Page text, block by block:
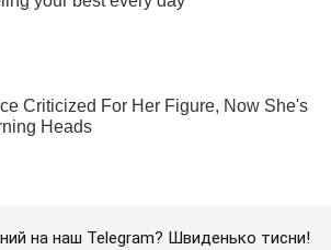
на наш Telegram? Швиденько тисни!